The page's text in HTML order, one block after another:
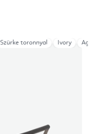
Szürke toronnyal Ivory